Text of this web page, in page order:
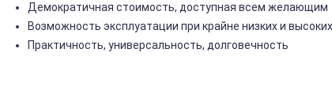
Демократичная стоимость, доступная всем желающим
Возможность эксплуатации при крайне низких и
Практичность, универсальность, долговечность